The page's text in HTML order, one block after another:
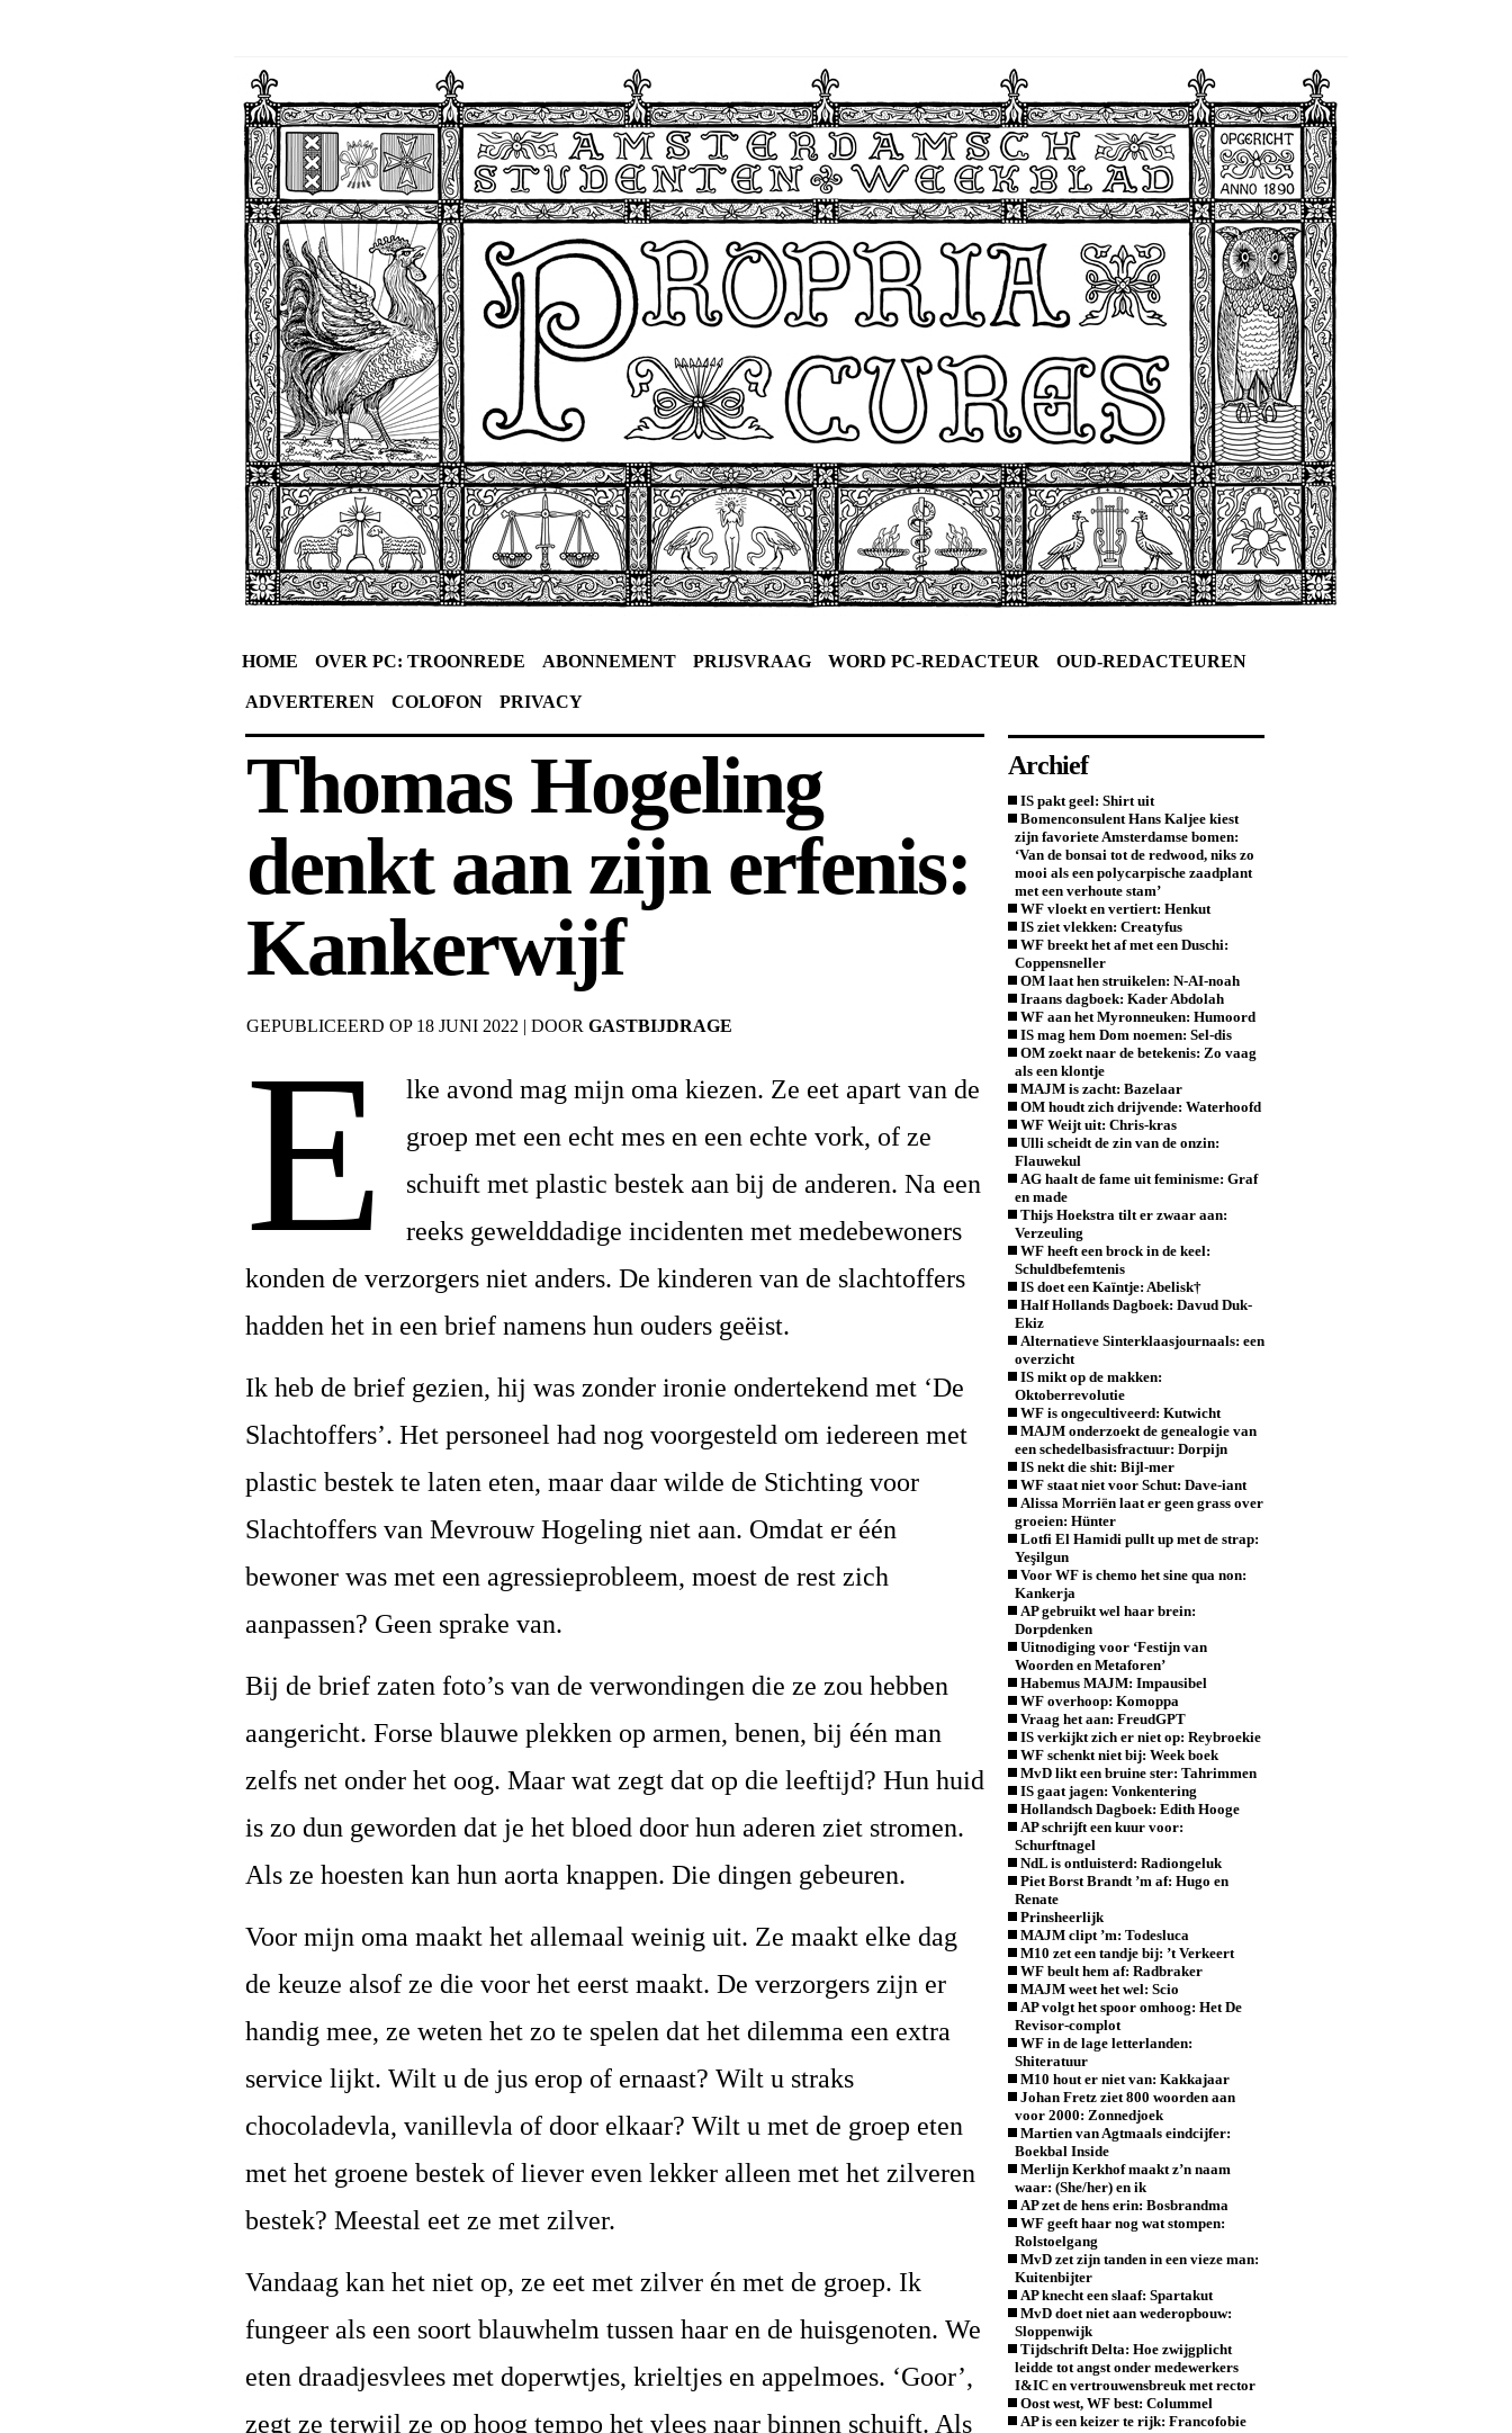
HOME OVER PC: TROONREDE ABONNEMENT PRIJSVRAAG WORD PC-REDACTEUR OUD-REDACTEUREN
ADVERTEREN COLOFON PRIVACY
Thomas Hogeling
denkt aan zijn erfenis:
Kankerwijf
GEPUBLICEERD OP 18 JUNI 2022 |DOOR GASTBIJDRAGE
E
lke avond mag mijn oma kiezen. Ze eet apart van de
groep met een echt mes en een echte vork, of ze
schuift met plastic bestek aan bij de anderen. Na een
reeks gewelddadige incidenten met medebewoners
konden de verzorgers niet anders. De kinderen van de slachtoffers
hadden het in een brief namens hun ouders geëist.
Ik heb de brief gezien, hij was zonder ironie ondertekend met ‘De
Slachtoffers’. Het personeel had nog voorgesteld om iedereen met
plastic bestek te laten eten, maar daar wilde de Stichting voor
Slachtoffers van Mevrouw Hogeling niet aan. Omdat er één
bewoner was met een agressieprobleem, moest de rest zich
aanpassen? Geen sprake van.
Bij de brief zaten foto’s van de verwondingen die ze zou hebben
aangericht. Forse blauwe plekken op armen, benen, bij één man
zelfs net onder het oog. Maar wat zegt dat op die leeftijd? Hun huid
is zo dun geworden dat je het bloed door hun aderen ziet stromen.
Als ze hoesten kan hun aorta knappen. Die dingen gebeuren.
Voor mijn oma maakt het allemaal weinig uit. Ze maakt elke dag
de keuze alsof ze die voor het eerst maakt. De verzorgers zijn er
handig mee, ze weten het zo te spelen dat het dilemma een extra
service lijkt. Wilt u de jus erop of ernaast? Wilt u straks
chocoladevla, vanillevla of door elkaar? Wilt u met de groep eten
met het groene bestek of liever even lekker alleen met het zilveren
bestek? Meestal eet ze met zilver.
Vandaag kan het niet op, ze eet met zilver én met de groep. Ik
fungeer als een soort blauwhelm tussen haar en de huisgenoten. We
eten draadjesvlees met doperwtjes, krieltjes en appelmoes. ‘Goor’,
zegt ze terwijl ze op hoog tempo het vlees naar binnen schuift. Als
Archief
IS pakt geel: Shirt uit
Bomenconsulent Hans Kaljee kiest
zijn favoriete Amsterdamse bomen:
‘Van de bonsai tot de redwood, niks zo
mooi als een polycarpische zaadplant
met een verhoute stam’
WF vloekt en vertiert: Henkut
IS ziet vlekken: Creatyfus
WF breekt het af met een Duschi:
Coppensneller
OM laat hen struikelen: N-AI-noah
Iraans dagboek: Kader Abdolah
WF aan het Myronneuken: Humoord
IS mag hem Dom noemen: Sel-dis
OM zoekt naar de betekenis: Zo vaag
als een klontje
MAJM is zacht: Bazelaar
OM houdt zich drijvende: Waterhoofd
WF Weijt uit: Chris-kras
Ulli scheidt de zin van de onzin:
Flauwekul
AG haalt de fame uit feminisme: Graf
en made
Thijs Hoekstra tilt er zwaar aan:
Verzeuling
WF heeft een brock in de keel:
Schuldbefemtenis
IS doet een Kaïntje: Abelisk†
Half Hollands Dagboek: Davud Duk-
Ekiz
Alternatieve Sinterklaasjournaals: een
overzicht
IS mikt op de makken:
Oktoberrevolutie
WF is ongecultiveerd: Kutwicht
MAJM onderzoekt de genealogie van
een schedelbasisfractuur: Dorpijn
IS nekt die shit: Bijl-mer
WF staat niet voor Schut: Dave-iant
Alissa Morriën laat er geen grass over
groeien: Hünter
Lotfi El Hamidi pullt up met de strap:
Yeşilgun
Voor WF is chemo het sine qua non:
Kankerja
AP gebruikt wel haar brein:
Dorpdenken
Uitnodiging voor ‘Festijn van
Woorden en Metaforen’
Habemus MAJM: Impausibel
WF overhoop: Komoppa
Vraag het aan: FreudGPT
IS verkijkt zich er niet op: Reybroekie
WF schenkt niet bij: Week boek
MvD likt een bruine ster: Tahrimmen
IS gaat jagen: Vonkentering
Hollandsch Dagboek: Edith Hooge
AP schrijft een kuur voor:
Schurftnagel
NdL is ontluisterd: Radiongeluk
Piet Borst Brandt ’m af: Hugo en
Renate
Prinsheerlijk
MAJM clipt ’m: Todesluca
M10 zet een tandje bij: ’t Verkeert
WF beult hem af: Radbraker
MAJM weet het wel: Scio
AP volgt het spoor omhoog: Het De
Revisor-complot
WF in de lage letterlanden:
Shiteratuur
M10 hout er niet van: Kakkajaar
Johan Fretz ziet 800 woorden aan
voor 2000: Zonnedjoek
Martien van Agtmaals eindcijfer:
Boekbal Inside
Merlijn Kerkhof maakt z’n naam
waar: (She/her) en ik
AP zet de hens erin: Bosbrandma
WF geeft haar nog wat stompen:
Rolstoelgang
MvD zet zijn tanden in een vieze man:
Kuitenbijter
AP knecht een slaaf: Spartakut
MvD doet niet aan wederopbouw:
Sloppenwijk
Tijdschrift Delta: Hoe zwijgplicht
leidde tot angst onder medewerkers
I&IC en vertrouwensbreuk met rector
Oost west, WF best: Colummel
AP is een keizer te rijk: Francofobie